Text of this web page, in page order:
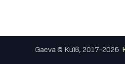
Gaeva © Київ, 2017-2026